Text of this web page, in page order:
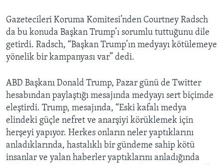
Gazetecileri Koruma Komitesi’nden Courtney Radsch
da bu konuda Başkan Trump’ı sorumlu tuttuğunu dile
getirdi. Radsch, “Başkan Trump’ın medyayı kötülemeye
yönelik bir kampanyası var” dedi.
ABD Başkanı Donald Trump, Pazar günü de Twitter
hesabından paylaştığı mesajında medyayı sert biçimde
eleştirdi. Trump, mesajında, “Eski kafalı medya
elindeki güçle nefret ve anarşiyi körüklemek için
herşeyi yapıyor. Herkes onların neler yaptıklarını
anladıklarında, hastalıklı bir gündeme sahip kötü
insanlar ve yalan haberler yaptıklarını anladığında